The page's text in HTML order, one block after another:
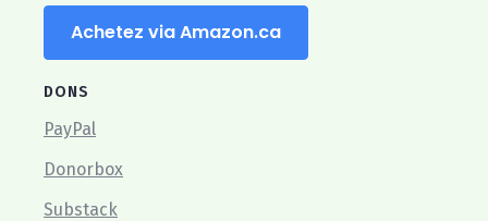
Achetez via Amazon.ca
DONS
PayPal
Donorbox
Substack